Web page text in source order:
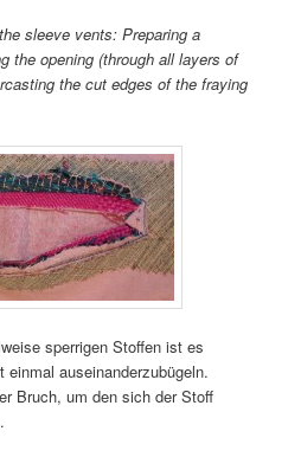
sleeve vents: Preparing a
the opening (through all layers of
the cut edges of the fraying
sperrigen Stoffen ist es
auseinanderzubügeln.
Bruch, um den sich der Stoff